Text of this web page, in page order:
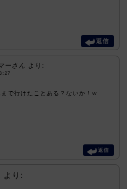
返信
ーさん より:
で行けたことある？ないか！w
返信
より: